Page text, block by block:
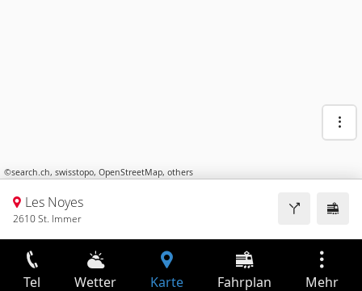
©search.ch, swisstopo, OpenStreetMap, others
Les Noyes
2610 St. Immer
Tel Wetter Karte Fahrplan Mehr